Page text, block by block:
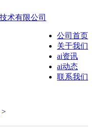
公司首页
关于我们
ai资讯
ai动态
联系我们
>